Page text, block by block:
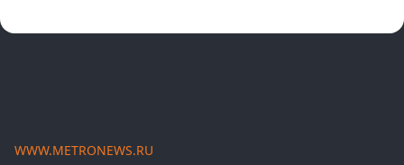
WWW.METRONEWS.RU